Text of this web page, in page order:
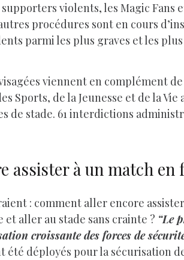
violents, les Magic Fans
procédures sont en cours
parmi les plus graves et les
viennent en complément
Sports, de la Jeunesse et de la
stade. 61 interdictions
assister à un match en
: comment aller encore
aller au stade sans crainte ? “Le
croissante des forces de
déployés pour la sécurisation